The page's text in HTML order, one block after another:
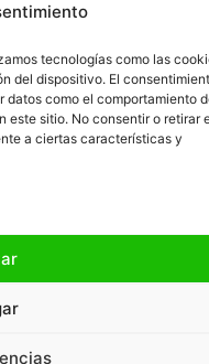
tecnologías como las
del dispositivo. El
datos como el comportamiento
este sitio. No consentir o retirar
a ciertas características y